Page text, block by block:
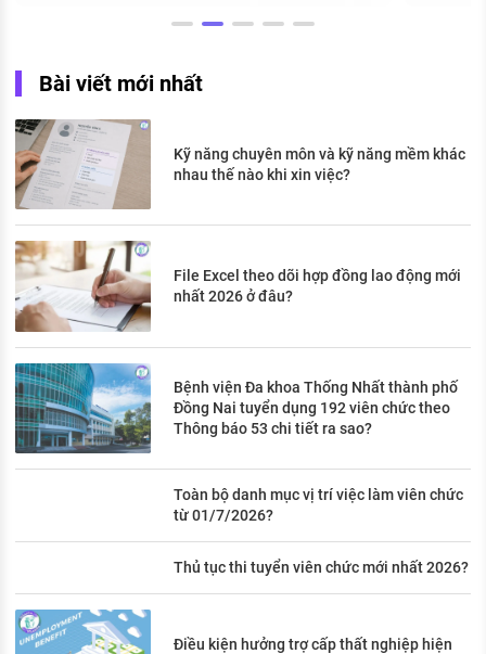
Bài viết mới nhất
Kỹ năng chuyên môn và kỹ năng mềm khác
nhau thế nào khi xin việc?
File Excel theo dõi hợp đồng lao động mới
nhất 2026 ở đâu?
Bệnh viện Đa khoa Thống Nhất thành phố
Đồng Nai tuyển dụng 192 viên chức theo
Thông báo 53 chi tiết ra sao?
Toàn bộ danh mục vị trí việc làm viên chức
từ 01/7/2026?
Thủ tục thi tuyển viên chức mới nhất 2026?
Điều kiện hưởng trợ cấp thất nghiệp hiện